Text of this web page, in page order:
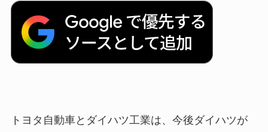
トヨタ自動車とダイハツ工業は、今後ダイハツが